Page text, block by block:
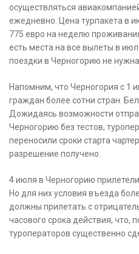
осуществляться
ежедневно. Цена турпакета в
775 евро на неделю
есть места на все вылеты в
поездки в Черногорию не нужна.
Напомним, что Черногория с 1
граждан более сотни стран.
Дожидаясь возможности
Черногорию без тестов,
переносили сроки старта
разрешение получено.
4 июля в Черногорию
Но для них условия въезда
должны прилетать с
часового срока действия, что,
туроператоров существенно